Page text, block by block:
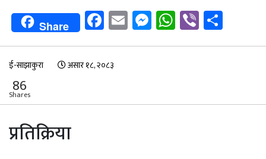
Share Facebook
EmailMessenger
WhatsApp
Viber
ई-साझाकुरा असार १८, २०८३
86
Shares
प्रतिक्रिया